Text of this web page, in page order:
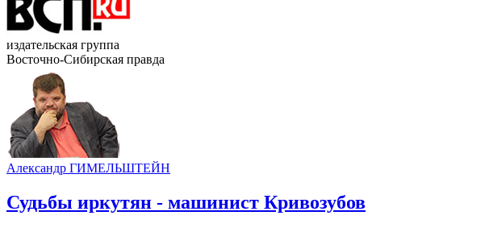
издательская группа
Восточно-Сибирская правда
Александр ГИМЕЛЬШТЕЙН
Судьбы иркутян - машинист Кривозубов